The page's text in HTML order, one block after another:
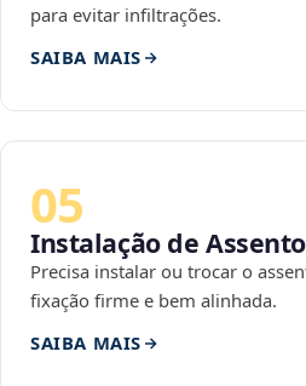
para evitar infiltrações.
SAIBA MAIS
05
Instalação de Assento
Precisa instalar ou trocar o
fixação firme e bem alinhada.
SAIBA MAIS